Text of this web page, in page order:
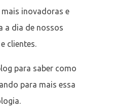
inovadoras e
a dia de nossos
clientes.
para saber como
para mais essa